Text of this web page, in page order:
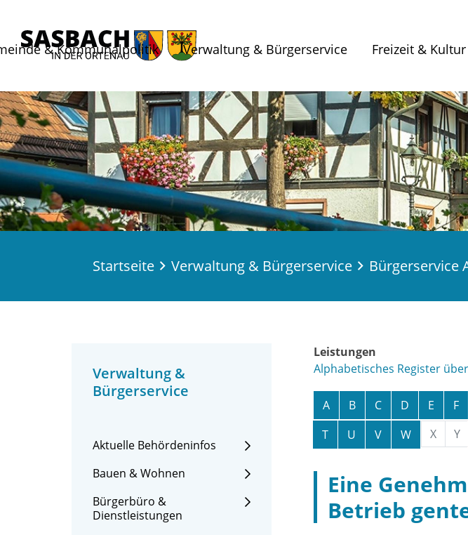
& Kommunalpolitik Verwaltung & Bürgerservice Freizeit & Kultur
Startseite Verwaltung & Bürgerservice Bürgerservice
Verwaltung &
Bürgerservice
Aktuelle Behördeninfos
Bauen & Wohnen
Bürgerbüro &
Dienstleistungen
Leistungen
Alphabetisches Register
A B C D E F
T
U V W X Y
Eine
Betrieb